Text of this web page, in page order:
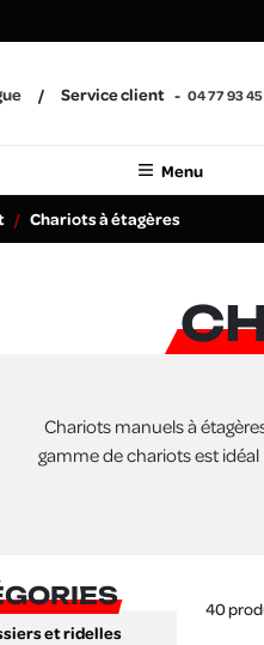
Service client 04 77 93
Menu
Chariots à étagères
Chariots manuels à
gamme de chariots est
et ridelles
40